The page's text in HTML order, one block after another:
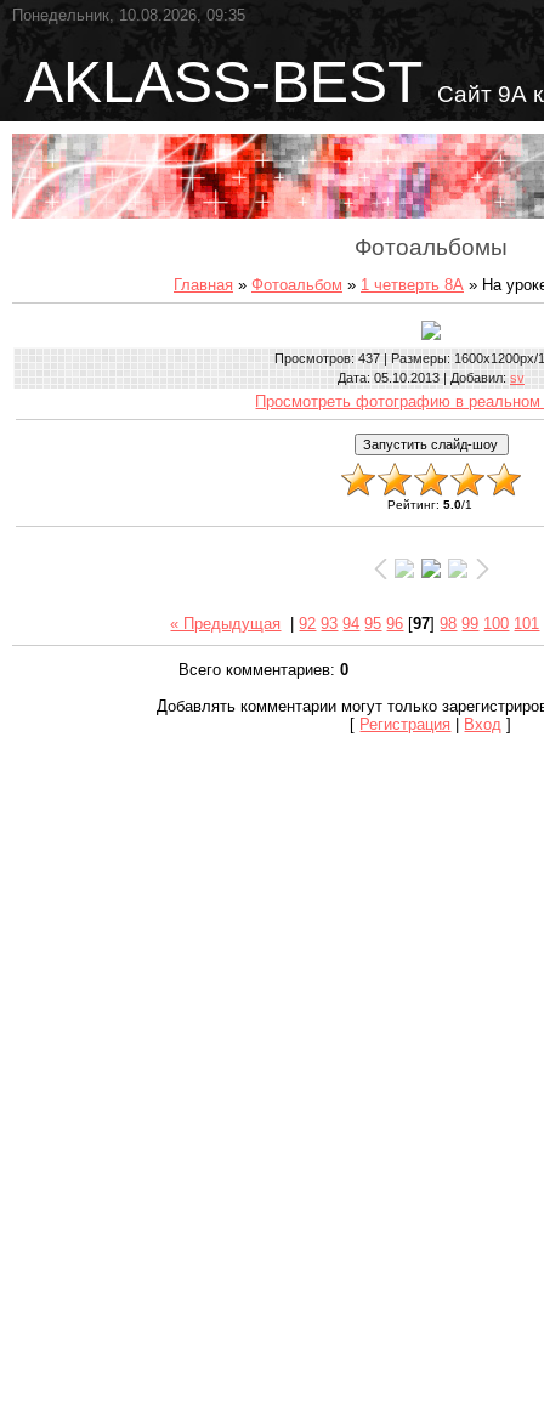
Понедельник, 10.08.2026, 09:35
AKLASS-BEST Сайт 9А
Фотоальбомы
Главная » Фотоальбом » 1 четверть 8А » На
Просмотров: 437 | Размеры: 1600x1200px/
Дата: 05.10.2013 | Добавил: sv
Просмотреть фотографию в реальном
Рейтинг:5.0/1
« Предыдущая |92 93 94 95 96 [97]98 99 100 101
Всего комментариев: 0
Добавлять комментарии могут только
[ Регистрация | Вход ]